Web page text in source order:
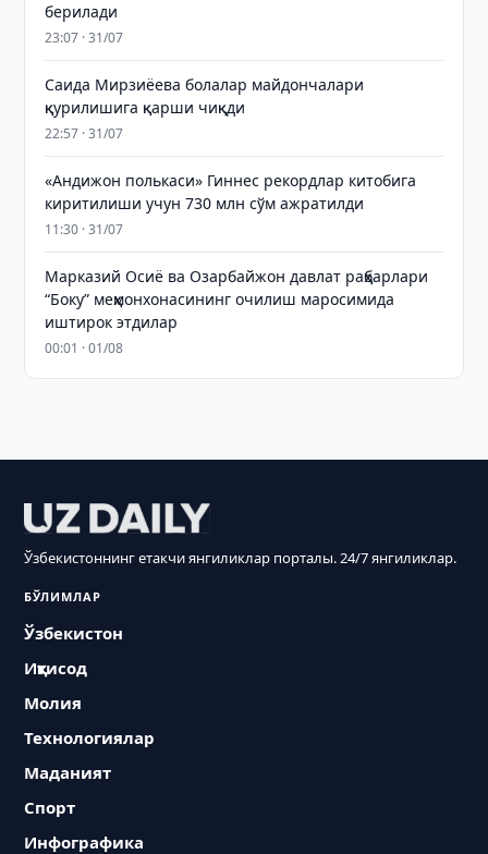
берилади
23:07 · 31/07
Саида Мирзиёева болалар майдончалари
қурилишига қарши чиқди
22:57 · 31/07
«Андижон полькаси» Гиннес рекордлар китобига
киритилиши учун 730 млн сўм ажратилди
11:30 · 31/07
Марказий Осиё ва Озарбайжон давлат раҳбарлари
“Боку” меҳмонхонасининг очилиш маросимида
иштирок этдилар
00:01 · 01/08
Ўзбекистоннинг етакчи янгиликлар порталы. 24/7 янгиликлар.
БЎЛИМЛАР
Ўзбекистон
Иқтисод
Молия
Технологиялар
Маданият
Спорт
Инфографика